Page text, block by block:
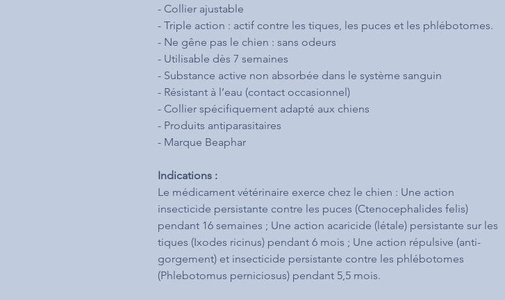
- Collier ajustable
- Triple action : actif contre les tiques, les puces et les phlébotomes.
- Ne gêne pas le chien : sans odeurs
- Utilisable dès 7 semaines
- Substance active non absorbée dans le système sanguin
- Résistant à l’eau (contact occasionnel)
- Collier spécifiquement adapté aux chiens
- Produits antiparasitaires
- Marque Beaphar
Indications :
Le médicament vétérinaire exerce chez le chien : Une action
insecticide persistante contre les puces (Ctenocephalides felis)
pendant 16 semaines ; Une action acaricide (létale) persistante sur les
tiques (Ixodes ricinus) pendant 6 mois ; Une action répulsive (anti-
gorgement) et insecticide persistante contre les phlébotomes
(Phlebotomus perniciosus) pendant 5,5 mois.